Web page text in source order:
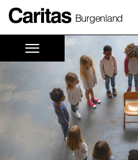
Burgenland